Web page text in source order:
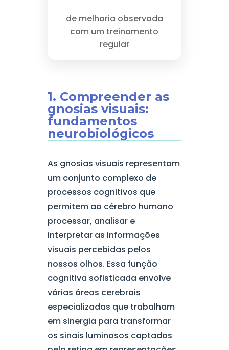
de melhoria observada
com um treinamento
regular
1. Compreender as
gnosias visuais:
fundamentos
neurobiológicos
As gnosias visuais representam
um conjunto complexo de
processos cognitivos que
permitem ao cérebro humano
processar, analisar e
interpretar as informações
visuais percebidas pelos
nossos olhos. Essa função
cognitiva sofisticada envolve
várias áreas cerebrais
especializadas que trabalham
em sinergia para transformar
os sinais luminosos captados